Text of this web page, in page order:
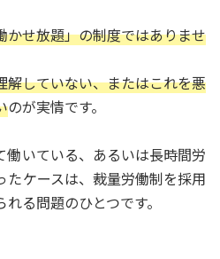
かせ放題」の制度ではありませ
解していない、またはこれを悪
のが実情です。
働いている、あるいは長時間労
ケースは、裁量労働制を採用
る問題のひとつです。